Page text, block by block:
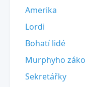
Amerika
Lordi
Bohatí lidé
Murphyho
Sekretářky